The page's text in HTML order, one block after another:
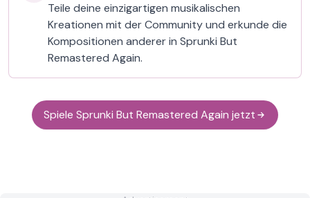
Teile deine einzigartigen musikalischen
Kreationen mit der Community und erkunde die
Kompositionen anderer in Sprunki But
Remastered Again.
Spiele Sprunki But Remastered Again jetzt